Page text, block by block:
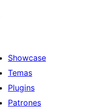
Showcase
Temas
Plugins
Patrones